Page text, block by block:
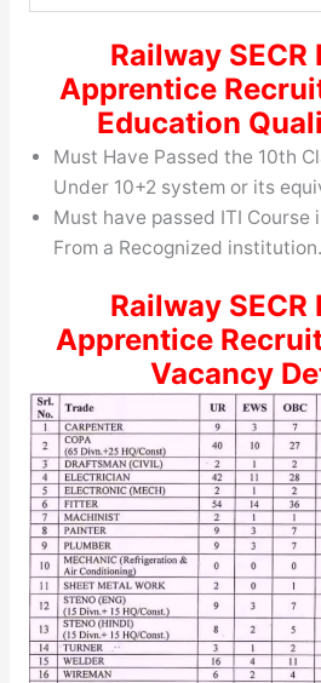
Railway
Apprentice
Education
Must Have Passed the 10th
Under 10+2 system or its
Must have passed ITI Course
From a Recognized institution.
Railway
Apprentice
Vacancy